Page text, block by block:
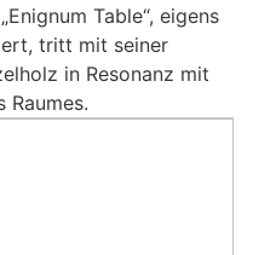
Table“, eigens
tritt mit seiner
in Resonanz mit
Raumes.